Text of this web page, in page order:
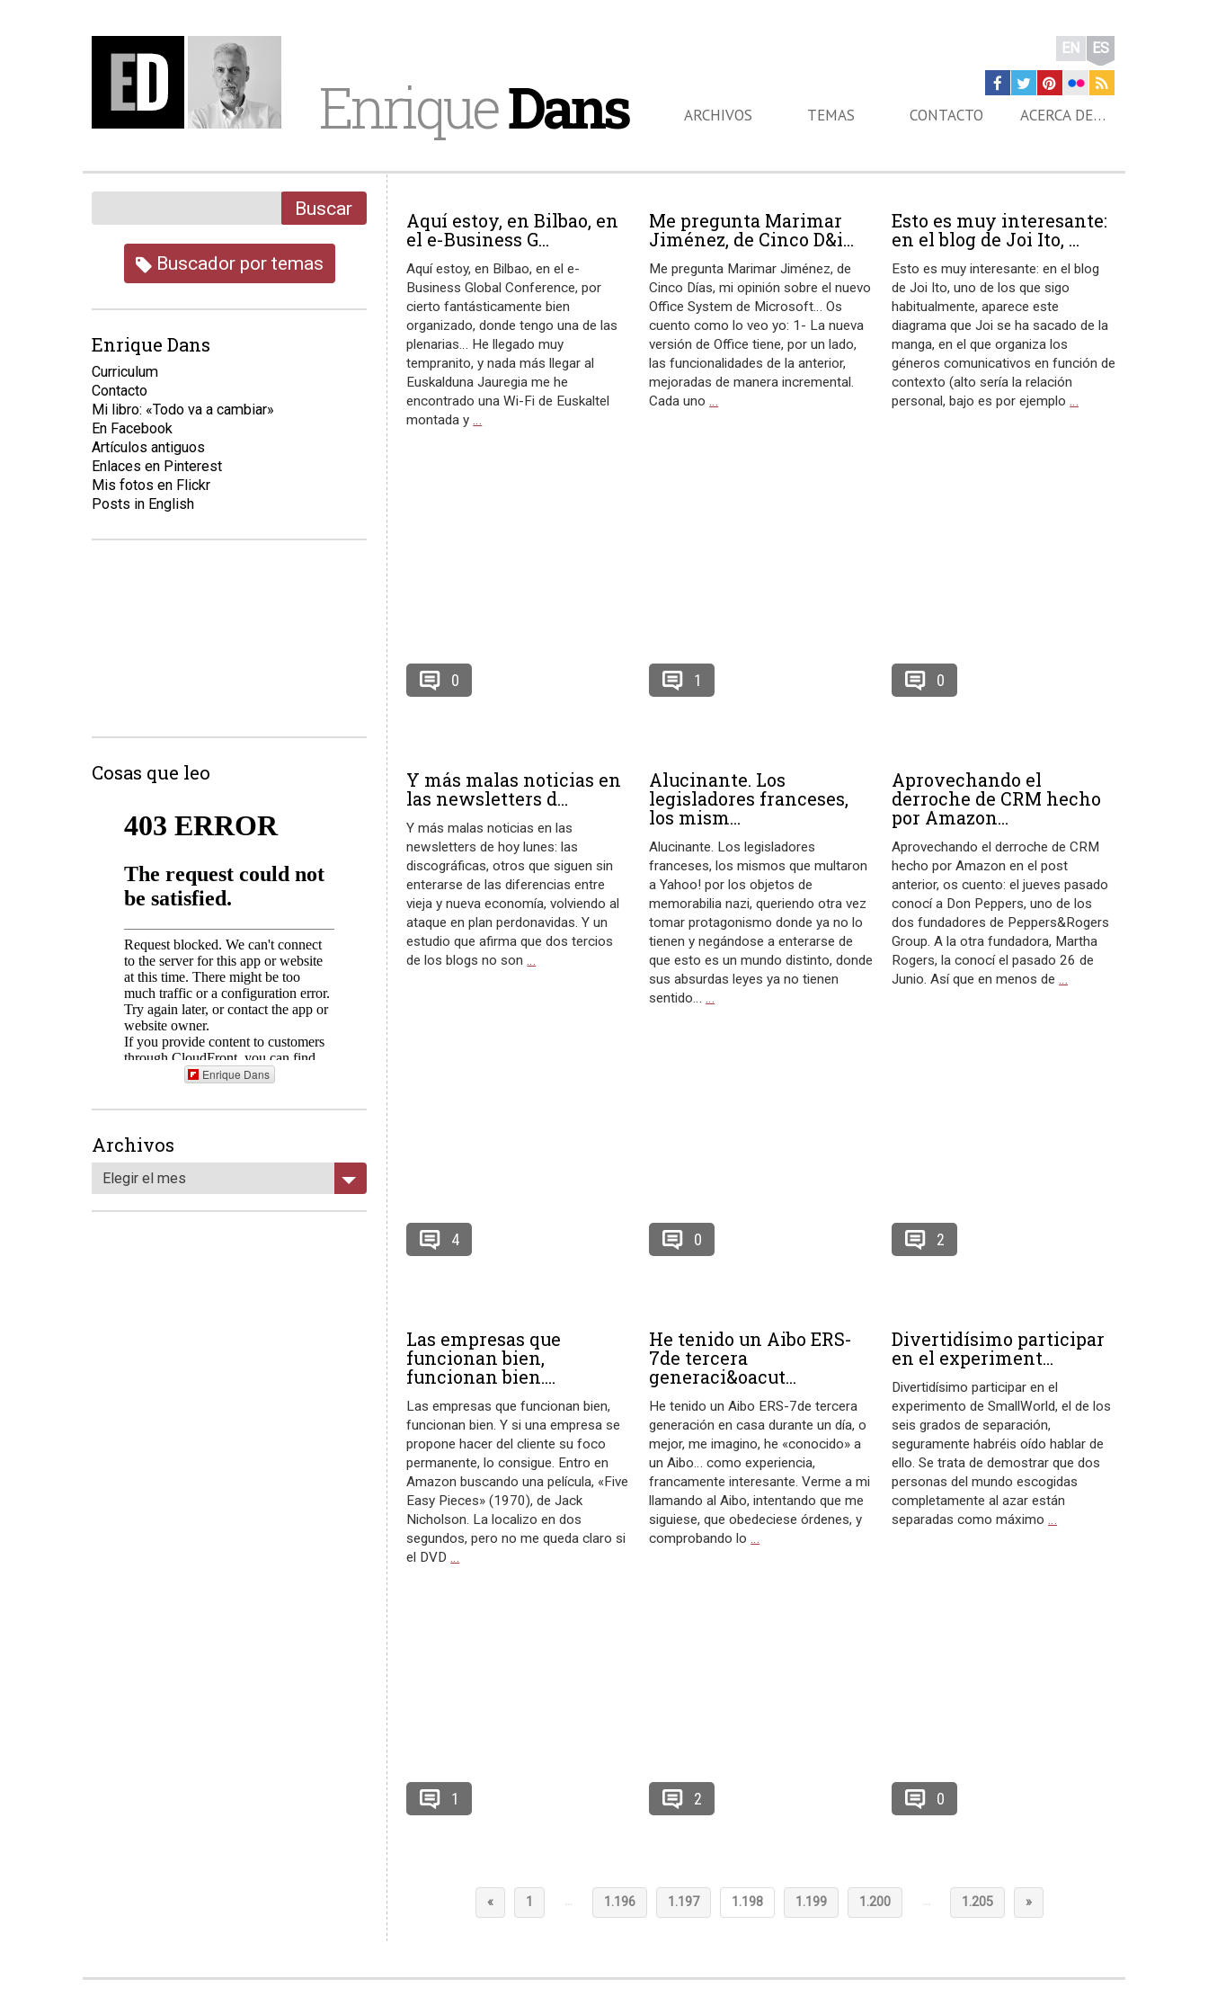
EnriqueDans
EN ES
ARCHIVOS TEMAS CONTACTO ACERCA DE…
Aquí estoy, en Bilbao, en
el e-Business G...
Aquí estoy, en Bilbao, en el e-
Business Global Conference, por
cierto fantásticamente bien
organizado, donde tengo una de las
plenarias… He llegado muy
tempranito, y nada más llegar al
Euskalduna Jauregia me he
encontrado una Wi-Fi de Euskaltel
montada y…
0
Me pregunta Marimar
Jiménez, de Cinco D&i...
Me pregunta Marimar Jiménez, de
Cinco Días, mi opinión sobre el nuevo
Office System de Microsoft… Os
cuento como lo veo yo: 1- La nueva
versión de Office tiene, por un lado,
las funcionalidades de la anterior,
mejoradas de manera incremental.
Cada uno…
1
Esto es muy interesante:
en el blog de Joi Ito, ...
Esto es muy interesante: en el blog
de Joi Ito, uno de los que sigo
habitualmente, aparece este
diagrama que Joi se ha sacado de la
manga, en el que organiza los
géneros comunicativos en función de
contexto (alto sería la relación
personal, bajo es por ejemplo…
0
Y más malas noticias en
las newsletters d...
Y más malas noticias en las
newsletters de hoy lunes: las
discográficas, otros que siguen sin
enterarse de las diferencias entre
vieja y nueva economía, volviendo al
ataque en plan perdonavidas. Y un
estudio que afirma que dos tercios
de los blogs no son…
4
Alucinante. Los
legisladores franceses,
los mism...
Alucinante. Los legisladores
franceses, los mismos que multaron
a Yahoo! por los objetos de
memorabilia nazi, queriendo otra vez
tomar protagonismo donde ya no lo
tienen y negándose a enterarse de
que esto es un mundo distinto, donde
sus absurdas leyes ya no tienen
sentido……
0
Aprovechando el
derroche de CRM hecho
por Amazon...
Aprovechando el derroche de CRM
hecho por Amazon en el post
anterior, os cuento: el jueves pasado
conocí a Don Peppers, uno de los
dos fundadores de Peppers&Rogers
Group. A la otra fundadora, Martha
Rogers, la conocí el pasado 26 de
Junio. Así que en menos de…
2
Las empresas que
funcionan bien,
funcionan bien....
Las empresas que funcionan bien,
funcionan bien. Y si una empresa se
propone hacer del cliente su foco
permanente, lo consigue. Entro en
Amazon buscando una película, «Five
Easy Pieces» (1970), de Jack
Nicholson. La localizo en dos
segundos, pero no me queda claro si
el DVD…
1
He tenido un Aibo ERS-
7de tercera
generaci&oacut...
He tenido un Aibo ERS-7de tercera
generación en casa durante un día, o
mejor, me imagino, he «conocido» a
un Aibo… como experiencia,
francamente interesante. Verme a mi
llamando al Aibo, intentando que me
siguiese, que obedeciese órdenes, y
comprobando lo…
2
Divertidísimo participar
en el experiment...
Divertidísimo participar en el
experimento de SmallWorld, el de los
seis grados de separación,
seguramente habréis oído hablar de
ello. Se trata de demostrar que dos
personas del mundo escogidas
completamente al azar están
separadas como máximo…
0
« 1 … 1.196 1.197 1.198 1.199 1.200 … 1.205 »
Buscar
Buscador por temas
Enrique Dans
Curriculum
Contacto
Mi libro: «Todo va a cambiar»
En Facebook
Artículos antiguos
Enlaces en Pinterest
Mis fotos en Flickr
Posts in English
Cosas que leo
Enrique Dans
Archivos
Elegir el mes